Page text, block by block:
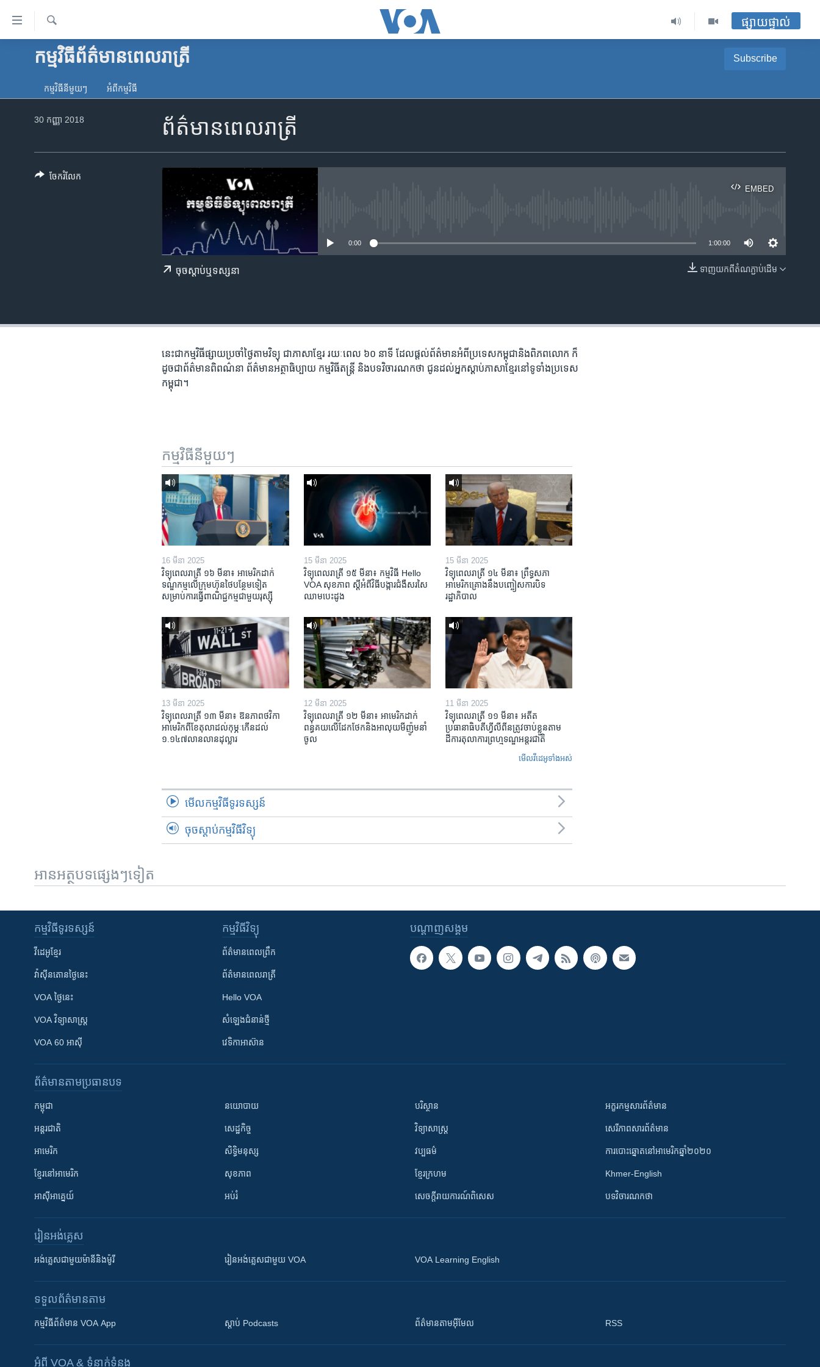
ទៅ​
គេហទំព័រ​
ទាក់ទង
និង​អាមេរិក
រក
ផ្សាយផ្ទាល់
កម្មវិធី​ព័ត៌មាន​ពេលរាត្រី Subscribe
ទទួល​​​សេវា​​​ Podcast
កម្មវិធី​នីមួយៗ អំពី​កម្មវិធី​
ព័ត៌មានពេលរាត្រី
30 កញ្ញា 2018
EMBED
EMBED
0:00 1:00:00
ទាញ​យក​ពី​តំណភ្ជាប់​ដើម
ចុច​​ស្តាប់​ឬ​ទស្សនា
ចែករំលែក
នេះ​ជា​កម្ម​វិធី​ផ្សាយ​ប្រចាំ​ថ្ងៃ​តាម​វិទ្យុ ​ជាភាសា​ខ្មែរ​ រយៈ​ពេល​ ៦០​ នាទី ដែល​ផ្តល់​ព័ត៌មាន​អំពី​ប្រទេស​កម្ពុជា​និង​ពិភព​លោក ​ក៏
ដូច​ជា​ព័ត៌មាន​ពិពណ៌នា ព័ត៌មាន​អត្ថាធិប្បាយ​ កម្ម​វិធី​តន្ត្រី ​និង​បទ​វិចារណកថា​ ជូន​ដល់​អ្នក​ស្តាប់​ភាសា​ខ្មែរ​នៅ​ទូទាំង​ប្រទេស​
កម្ពុជា។
កម្មវិធី​នីមួយៗ
16 មីនា 2025
វិទ្យុពេលរាត្រី ១៦ មីនា៖ អាមេរិក​ដាក់​
ទណ្ឌកម្ម​លើ​ក្រុមហ៊ុន​ថៃ​បន្ថែម​ទៀត​
សម្រាប់​ការ​ធ្វើ​ពាណិជ្ជកម្ម​ជាមួយ​រុស្ស៊ី
15 មីនា 2025
វិទ្យុពេលរាត្រី ១៥ មីនា៖ កម្មវិធី ​Hello
VOA សុខភាព ស្ដី​អំពី​វិធី​បង្ការ​ជំងឺ​សរសៃ​
ឈាម​បេះដូង
15 មីនា 2025
វិទ្យុពេលរាត្រី ១៤ មីនា៖ ព្រឹទ្ធសភា
អាមេរិកគ្រោងនឹងបញ្ចៀសការបិទ
រដ្ឋាភិបាល
13 មីនា 2025
វិទ្យុពេលរាត្រី ១៣ មីនា៖ ឱនភាព​ថវិកា​
អាមេរិក​ពី​ខែ​តុលា​ដល់​កុម្ភៈ​កើន​ដល់​
១.១៤៧​លានលាន​ដុល្លារ
12 មីនា 2025
វិទ្យុពេលរាត្រី ១២ មីនា៖ អាមេរិក​ដាក់​
ពន្ធគយ​លើ​ដែកថែក​និង​អាលុយ​មីញ៉ូម​នាំ
ចូល
11 មីនា 2025
វិទ្យុពេលរាត្រី ១១ មីនា៖ អតីត​
ប្រធានាធិបតីហ្វីលីពីន​ត្រូវ​ចាប់ខ្លួនតាម
ដីការ​តុលាការ​ព្រហ្មទណ្ឌ​អន្តរជាតិ
មើល​វីដេអូ​ទាំង​អស់
មើល​កម្មវិធី​ទូរទស្សន៍
ចុចស្តាប់កម្មវិធីវិទ្យុ
អានអត្ថបទផ្សេងៗទៀត
បណ្តាញ​សង្គម
កម្មវិធី​ទូរទស្សន៍
វីដេអូ​ខ្មែរ
វ៉ាស៊ីនតោន​ថ្ងៃ​នេះ
VOA ថ្ងៃនេះ
VOA ​វិទ្យាសាស្ត្រ
VOA 60 អាស៊ី
កម្មវិធី​វិទ្យុ
ព័ត៌មាន​ពេល​ព្រឹក
ព័ត៌មាន​​ពេល​រាត្រី
Hello VOA
សំឡេង​ជំនាន់​ថ្មី
វេទិកា​អាស៊ាន
ព័ត៌មាន​តាមប្រធានបទ​
កម្ពុជា
អន្តរជាតិ
អាមេរិក
ខ្មែរ​នៅអាមេរិក
អាស៊ីអាគ្នេយ៍
នយោបាយ
សេដ្ឋកិច្ច
សិទ្ធិមនុស្ស
សុខភាព
អប់រំ
បរិស្ថាន
វិទ្យាសាស្រ្ត
វប្បធម៌
ខ្មែរក្រហម
សេចក្តីរាយការណ៍ពិសេស
អក្ខរកម្មសារព័ត៌មាន
សេរីភាពសារព័ត៌មាន
ការបោះឆ្នោតនៅអាមេរិកឆ្នាំ២០២០
Khmer-English
បទវិចារណកថា
រៀន​​អង់គ្លេស
អង់គ្លេស​ជាមួយ​ម៉ានី​និង​ម៉ូរី រៀន​​​​​​អង់គ្លេស​​ជាមួយ VOA VOA Learning English
ទទួល​ព័ត៌មាន​តាម
កម្មវិធី​ព័ត៌មាន VOA App ស្តាប់ Podcasts ព័ត៌មាន​តាម​អ៊ីមែល RSS
អំពី​ VOA & ទំនាក់ទំនង